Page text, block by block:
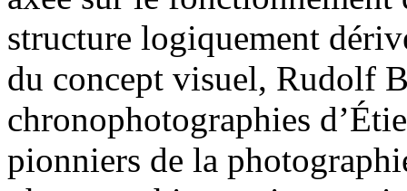
structure logiquement
du concept visuel, Rudolf
chronophotographies
pionniers de la